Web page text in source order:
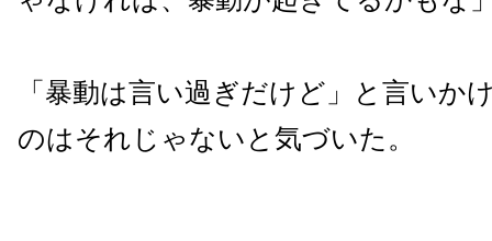
「暴動は言い過ぎだけど」と言いか
のはそれじゃないと気づいた。